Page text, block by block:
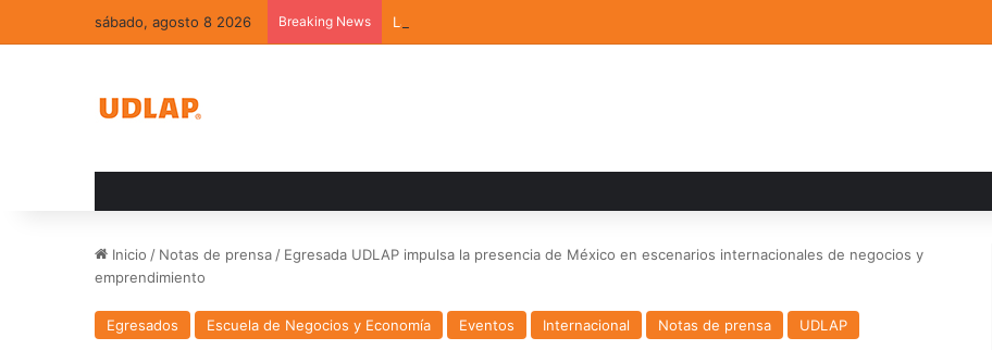
sábado, agosto 8 2026 Breaking News La convivencia familiar marca el cierre del Curso de Verano de Escuelas Aztecas
Inicio / Notas de prensa / Egresada UDLAP impulsa la presencia de México en escenarios internacionales de negocios y
emprendimiento
Egresados Escuela de Negocios y Economía Eventos Internacional Notas de prensa UDLAP